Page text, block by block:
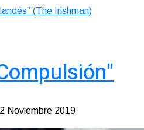
(The Irishman)
Noviembre 2019